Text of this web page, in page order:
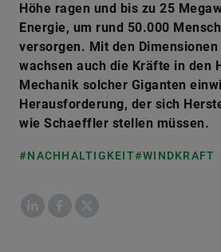
Höhe ragen und bis zu 25
Energie, um rund 50.000
versorgen. Mit den
wachsen auch die Kräfte in den
Mechanik solcher Giganten
Herausforderung, der sich
wie Schaeffler stellen müssen.
#NACHHALTIGKEIT#WINDKRAFT
LinkedInFacebook
X